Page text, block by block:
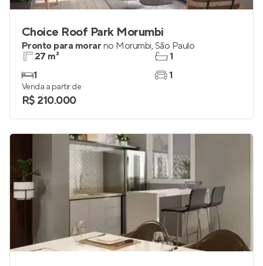
Choice Roof Park Morumbi
Pronto para morar no Morumbi,São Paulo
27 m²
1
1
1
Venda a partir de
R$ 210.000